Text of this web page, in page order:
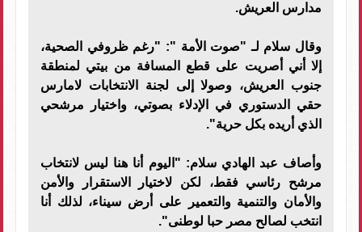
مدارس العريش.
وقال سلام لـ "صوت الأمة ": "رغم ظروفي الصحية،
إلا أني أصريت على قطع المسافة من بيتي لمنطقة
جنوب العريش، وصولا إلى لجنة الانتخابات لامارس
حقي الدستوري في الإدلاء بصوتي، واختيار مرشحي
الذي أريده بكل حرية".
وأصاف عبد الهادي سلام: "اليوم أنا هنا ليس لانتخاب
مرشح رئاسي فقط، لكن لاختيار الاستقرار والأمن
والأمان والتنمية والتعمير على أرض سيناء، لذلك أنا
انتخب لصالح مصر حبا لوطنى".